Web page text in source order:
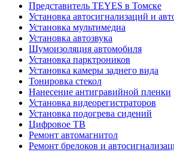
Представитель TEYES в Томске
Установка автосигнализаций и
Установка мультимедиа
Установка автозвука
Шумоизоляция автомобиля
Установка парктроников
Установка камеры заднего вида
Тонировка стекол
Нанесение антигравийной пленки
Установка видеорегистраторов
Установка подогрева сидений
Цифровое ТВ
Ремонт автомагнитол
Ремонт брелоков и